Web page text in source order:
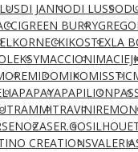
DI JANNODI LUSSO
GREEN BURRY
KORNECKIKOSTEXLA
MACCIONI
MIDOMIKOMISSTIC
PAPAYAPAPILION
RAMMITRAVINI
SENOZASER.GO
CREATIONS